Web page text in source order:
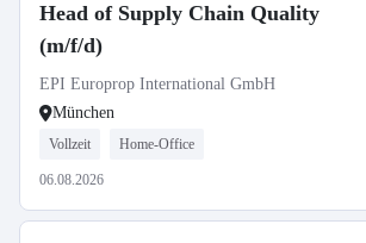
Head of Supply Chain Quality
(m/f/d)
EPI Europrop International GmbH
München
Vollzeit Home-Office
06.08.2026